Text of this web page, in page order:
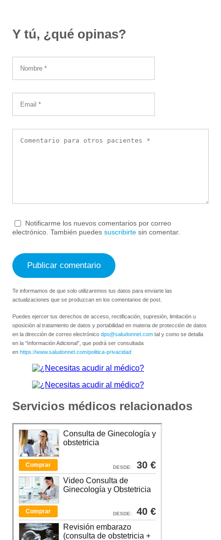
Y tú, ¿qué opinas?
Notificarme los nuevos comentarios por correo
electrónico. También puedes suscribirte sin comentar.
Te informamos de que solo utilizaremos tus datos para enviarte las
actualizaciones que se produzcan en los comentarios de post.
Puedes ejercer tus derechos de acceso, rectificación, supresión, limitación u
oposición al tratamiento de datos y portabilidad en materia de protección de datos
en la dirección de correo electrónico dpo@saludonnet.com tal y como se detalla
en la “Información Adicional”, que podrá ser consultada
en https://www.saludonnet.com/politica-privacidad
Servicios médicos relacionados